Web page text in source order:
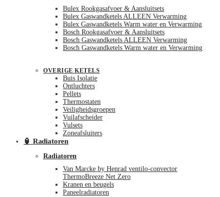
Bulex Rookgasafvoer & Aansluitsets
Bulex Gaswandketels ALLEEN Verwarming
Bulex Gaswandketels Warm water en Verwarming
Bosch Rookgasafvoer & Aansluitsets
Bosch Gaswandketels ALLEEN Verwarming
Bosch Gaswandketels Warm water en Verwarming
OVERIGE KETELS
Buis Isolatie
Ontluchters
Pellets
Thermostaten
Veiligheidsgroepen
Vuilafscheider
Vulsets
Zoneafsluiters
🏮 Radiatoren
Radiatoren
Van Marcke by Henrad ventilo-convector
ThermoBreeze Net Zero
Kranen en beugels
Paneelradiatoren